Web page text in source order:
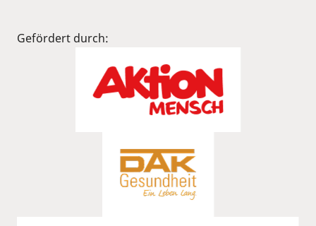
Gefördert durch: